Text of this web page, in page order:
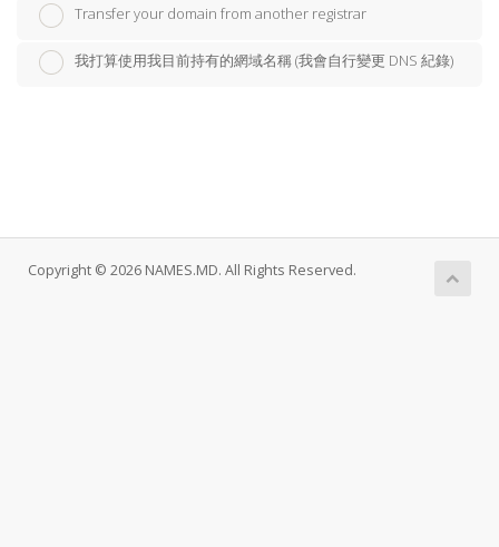
Transfer your domain from another registrar
我打算使用我目前持有的網域名稱 (我會自行變更 DNS 紀錄)
Copyright © 2026 NAMES.MD. All Rights Reserved.